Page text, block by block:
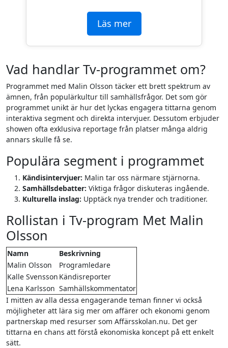
Läs mer
Vad handlar Tv-programmet om?
Programmet med Malin Olsson täcker ett brett spektrum av
ämnen, från populärkultur till samhällsfrågor. Det som gör
programmet unikt är hur det lyckas engagera tittarna genom
interaktiva segment och direkta intervjuer. Dessutom erbjuder
showen ofta exklusiva reportage från platser många aldrig
annars skulle få se.
Populära segment i programmet
Kändisintervjuer: Malin tar oss närmare stjärnorna.
Samhällsdebatter: Viktiga frågor diskuteras ingående.
Kulturella inslag: Upptäck nya trender och traditioner.
Rollistan i Tv-program Met Malin
Olsson
Namn
Beskrivning
Malin Olsson
Programledare
Kalle Svensson Kändisreporter
Lena Karlsson Samhällskommentator
I mitten av alla dessa engagerande teman finner vi också
möjligheter att lära sig mer om affärer och ekonomi genom
partnerskap med resurser som Affärsskolan.nu. Det ger
tittarna en chans att förstå ekonomiska koncept på ett enkelt
sätt.